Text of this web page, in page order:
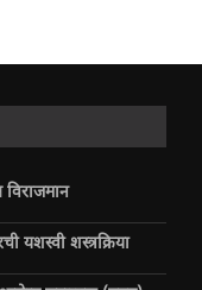
यशस्वी शस्त्रक्रिया